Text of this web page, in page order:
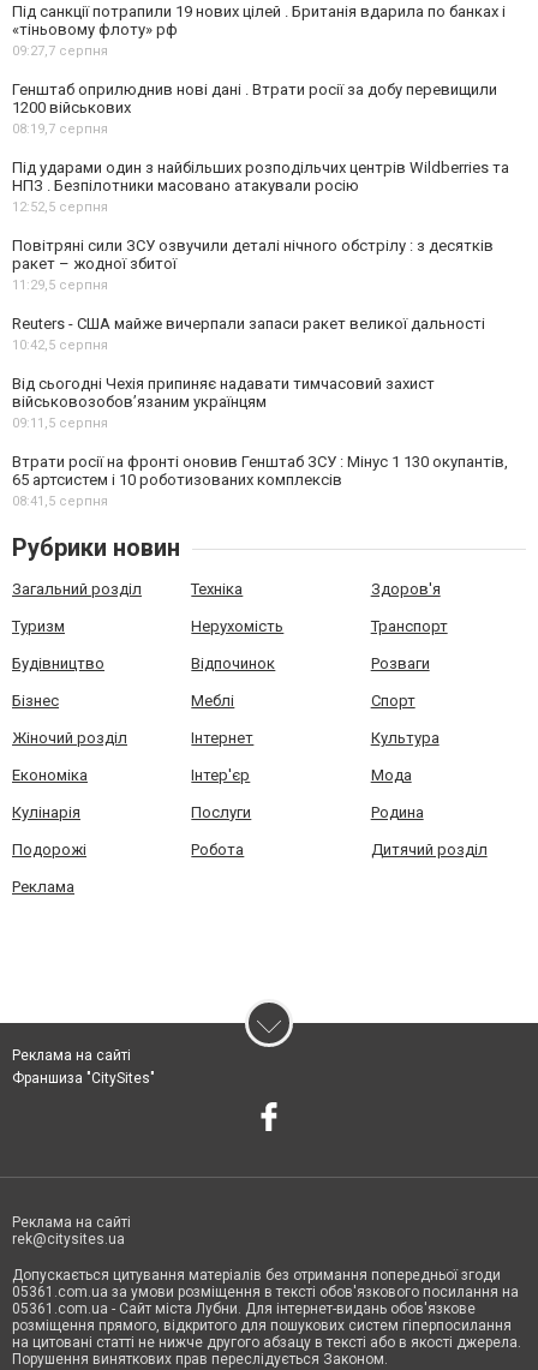
Під санкції потрапили 19 нових цілей . Британія вдарила по банках і
«тіньовому флоту» рф
09:27,7 серпня
Генштаб оприлюднив нові дані . Втрати росії за добу перевищили
1200 військових
08:19,7 серпня
Під ударами один з найбільших розподільчих центрів Wildberries та
НПЗ . Безпілотники масовано атакували росію
12:52,5 серпня
Повітряні сили ЗСУ озвучили деталі нічного обстрілу : з десятків
ракет – жодної збитої
11:29,5 серпня
Reuters - США майже вичерпали запаси ракет великої дальності
10:42,5 серпня
Від сьогодні Чехія припиняє надавати тимчасовий захист
військовозобов’язаним українцям
09:11,5 серпня
Втрати росії на фронті оновив Генштаб ЗСУ : Мінус 1 130 окупантів,
65 артсистем і 10 роботизованих комплексів
08:41,5 серпня
Рубрики новин
Загальний розділ Техніка Здоров'я
Туризм Нерухомість Транспорт
Будівництво Відпочинок Розваги
Бізнес Меблі Спорт
Жіночий розділ Інтернет Культура
Економіка Інтер'єр Мода
Кулінарія Послуги Родина
Подорожі Робота Дитячий розділ
Реклама
Реклама на сайті
Франшиза "CitySites"
Реклама на сайті
rek@citysites.ua
Допускається цитування матеріалів без отримання попередньої згоди
05361.com.ua за умови розміщення в тексті обов'язкового посилання на
05361.com.ua - Сайт міста Лубни. Для інтернет-видань обов'язкове
розміщення прямого, відкритого для пошукових систем гіперпосилання
на цитовані статті не нижче другого абзацу в тексті або в якості джерела.
Порушення виняткових прав переслідується Законом.